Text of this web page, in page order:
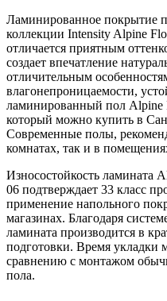
Ламинированное покрытие
коллекции Intensity Alpine
отличается приятным
создает впечатление
отличительным
влагонепроницаемости,
ламинированный пол
который можно купить в
Современные полы,
комнатах, так и в
Износостойкость ламината
06 подтверждает 33 класс
применение напольного
магазинах. Благодаря
ламината производится в
подготовки. Время укладки
сравнению с монтажом
пола.